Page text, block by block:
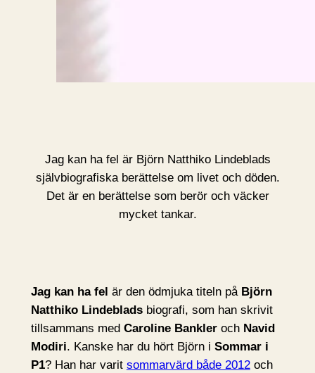
Jag kan ha fel är Björn Natthiko Lindeblads
självbiografiska berättelse om livet och döden.
Det är en berättelse som berör och väcker
mycket tankar.
Jag kan ha fel är den ödmjuka titeln på Björn
Natthiko Lindebladsbiografi, som han skrivit
tillsammans med Caroline Bankleroch Navid
Modiri. Kanske har du hört Björn i Sommar i
P1? Han har varit sommarvärd både 2012och